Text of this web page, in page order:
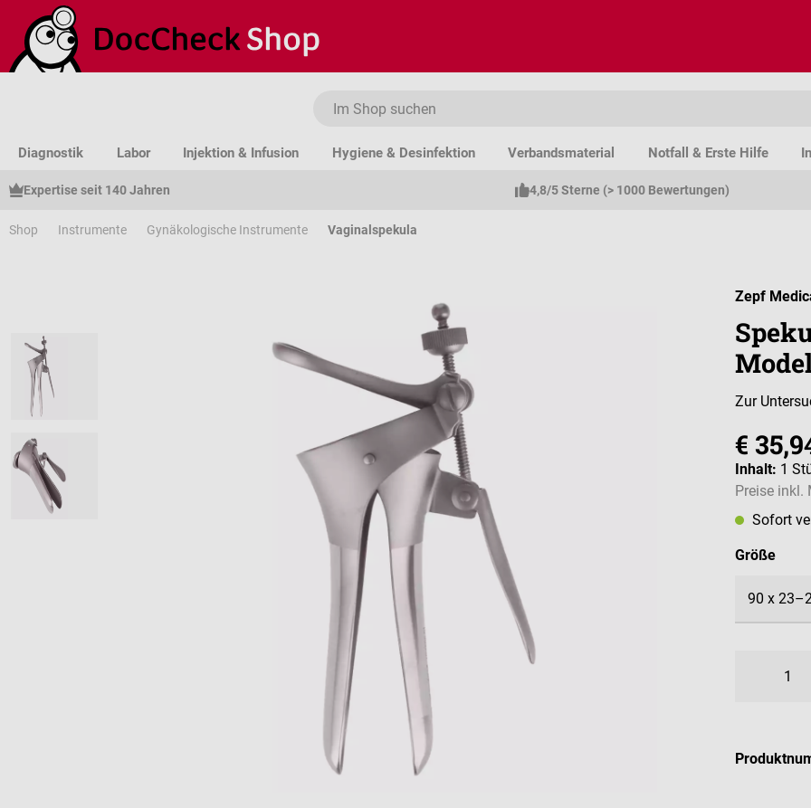
Hauptinhalt springen
Zur Suche springen
Zur Hauptnavigation springen
Diagnostik Labor Injektion & Infusion Hygiene & Desinfektion Verbandsmaterial Notfall & Erste Hilfe
Expertise seit 140 Jahren 4,8/5 Sterne (> 1000 Bewertungen)
Shop Instrumente Gynäkologische Instrumente Vaginalspekula
Zepf
Zur
€
Inhalt: 1
Preise inkl.
Sofort
Größe